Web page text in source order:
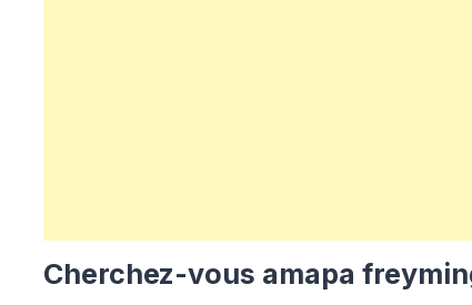
Cherchez-vous amapa